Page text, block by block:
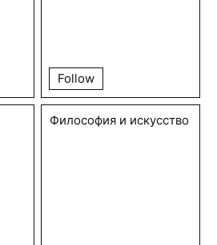
Follow
Философия и искусство